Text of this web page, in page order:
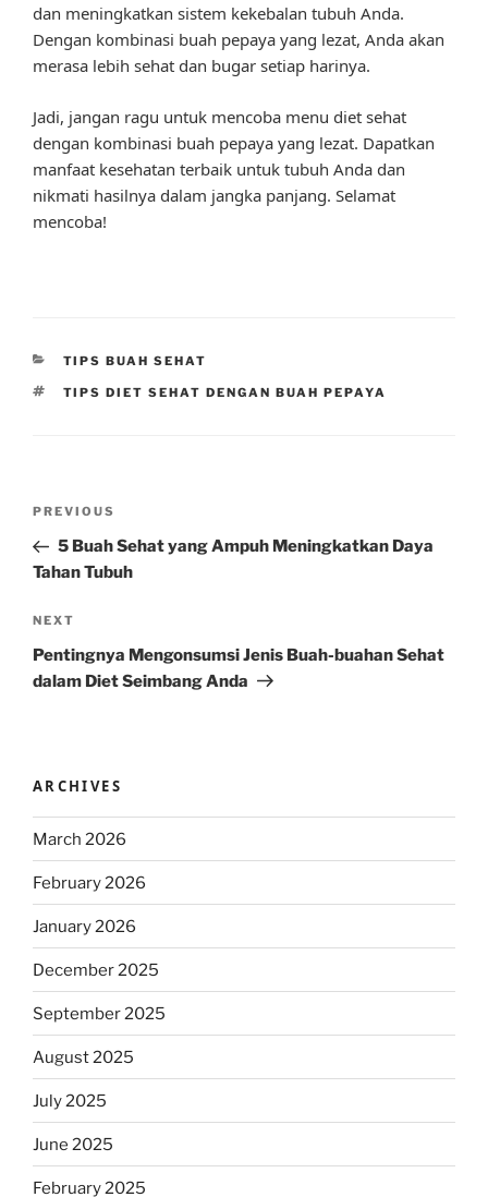
dan meningkatkan sistem kekebalan tubuh Anda.
Dengan kombinasi buah pepaya yang lezat, Anda akan
merasa lebih sehat dan bugar setiap harinya.
Jadi, jangan ragu untuk mencoba menu diet sehat
dengan kombinasi buah pepaya yang lezat. Dapatkan
manfaat kesehatan terbaik untuk tubuh Anda dan
nikmati hasilnya dalam jangka panjang. Selamat
mencoba!
CATEGORIES
TIPS BUAH SEHAT
TAGS
TIPS DIET SEHAT DENGAN BUAH PEPAYA
Previous
Post
PREVIOUS
5 Buah Sehat yang Ampuh Meningkatkan Daya
Tahan Tubuh
Next
Post
NEXT
Pentingnya Mengonsumsi Jenis Buah-buahan Sehat
dalam Diet Seimbang Anda
ARCHIVES
March 2026
February 2026
January 2026
December 2025
September 2025
August 2025
July 2025
June 2025
February 2025